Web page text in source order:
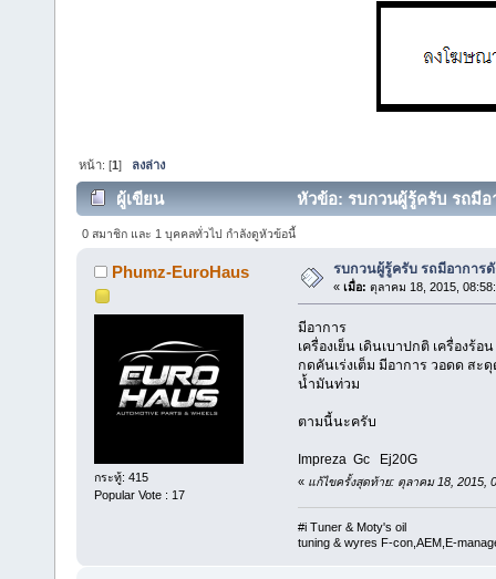
หน้า: [1] ลงล่าง
ผู้เขียน หัวข้อ: รบกวนผู้รู้ครับ รถมีอ
0 สมาชิก และ 1 บุคคลทั่วไป กำลังดูหัวข้อนี้
Phumz-EuroHaus
กระทู้: 415
Popular Vote : 17
รบกวนผู้รู้ครับ รถมีอาการ
« เมื่อ: ตุลาคม 18, 2015,
มีอาการ
เครื่องเย็น เดินเบาปกติ เครื่องร้อ
กดคันเร่งเต็ม มีอาการ วอดด สะ
น้ำมันท่วม
ตามนี้นะครับ
Impreza Gc Ej20G
« แก้ไขครั้งสุดท้าย: ตุลาคม 18, 2015,
#i Tuner & Moty's oil
tuning & wyres F-con,AEM,E-